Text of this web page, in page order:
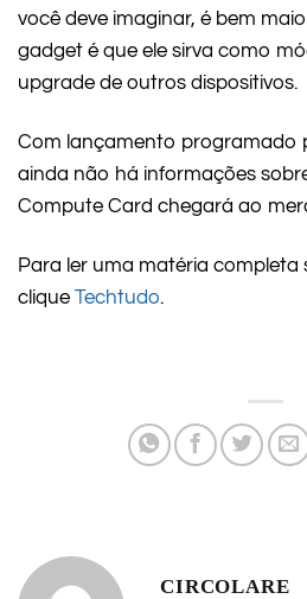
você deve imaginar, é bem
gadget é que ele sirva como
upgrade de outros dispositivos.
Com lançamento programado
ainda não há informações
Compute Card chegará ao
Para ler uma matéria completa
clique Techtudo.
CIRCOLARE